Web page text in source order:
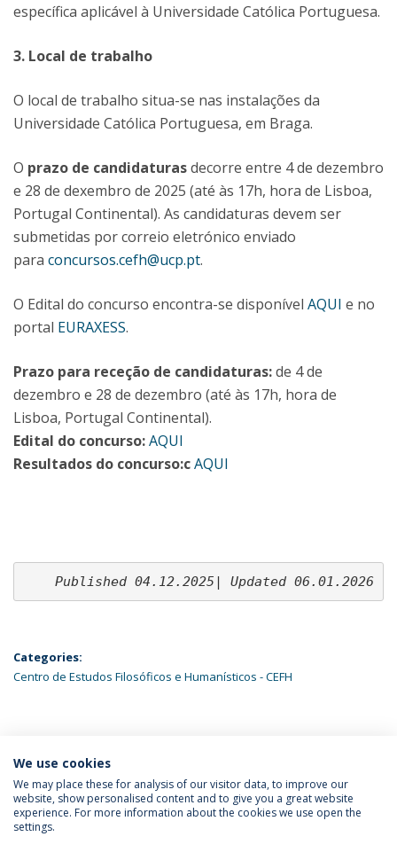
específica aplicável à Universidade Católica Portuguesa.
3. Local de trabalho
O local de trabalho situa-se nas instalações da
Universidade Católica Portuguesa, em Braga.
O prazo de candidaturasdecorre entre 4 de dezembro
e 28 de dexembro de 2025 (até às 17h, hora de Lisboa,
Portugal Continental). As candidaturas devem ser
submetidas por correio eletrónico enviado
para concursos.cefh@ucp.pt.
O Edital do concurso encontra-se disponível AQUI e no
portal EURAXESS.
Prazo para receção de candidaturas:de 4 de
dezembro e 28 de dezembro (até às 17h, hora de
Lisboa, Portugal Continental).
Edital do concurso:AQUI
Resultados do concurso:cAQUI
Published 04.12.2025| Updated 06.01.2026
Categories:
Centro de Estudos Filosóficos e Humanísticos - CEFH
ÚLTIMAS NOTÍCIAS
Política de Privacidade
Termos & Condições
We use cookies
We may place these for analysis of our visitor data, to improve our
website, show personalised content and to give you a great website
experience. For more information about the cookies we use open the
settings.